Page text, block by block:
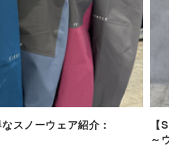
スノーウェア紹介：
【
～ウ